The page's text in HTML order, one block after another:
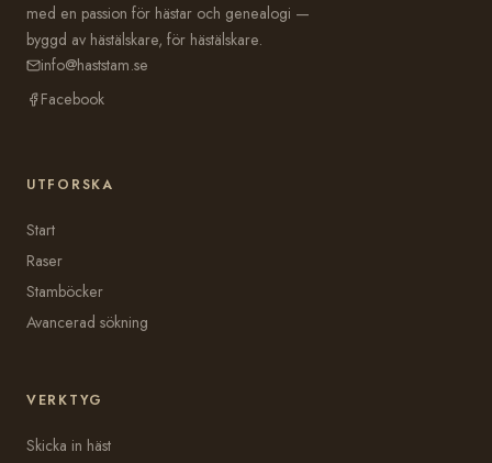
med en passion för hästar och genealogi —
byggd av hästälskare, för hästälskare.
info@haststam.se
Facebook
UTFORSKA
Start
Raser
Stamböcker
Avancerad sökning
VERKTYG
Skicka in häst